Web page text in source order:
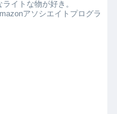
イトな物が好き。
アソシエイトプログラ